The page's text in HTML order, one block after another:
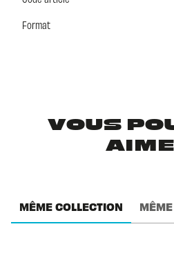
Format
VOUS
MÊME COLLECTION